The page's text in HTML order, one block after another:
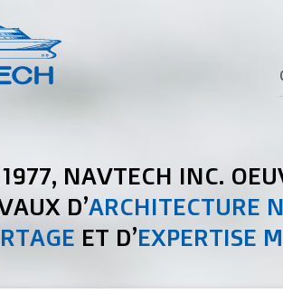
NAVTECH INC.
D’ARCHITECTURE
ET D’EXPERTISE